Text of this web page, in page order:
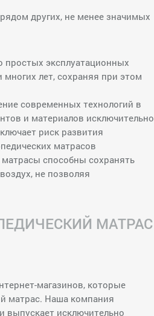
других, не менее значимых
простых эксплуатационных
лет, сохраняя при этом
современных технологий в
и материалов исключительно
риск развития
матрасов
способны сохранять
не позволяя
МАТРАС
магазинов, которые
матрас. Наша компания
выпускает исключительно